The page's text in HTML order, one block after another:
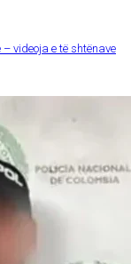
videoja e të shtënave